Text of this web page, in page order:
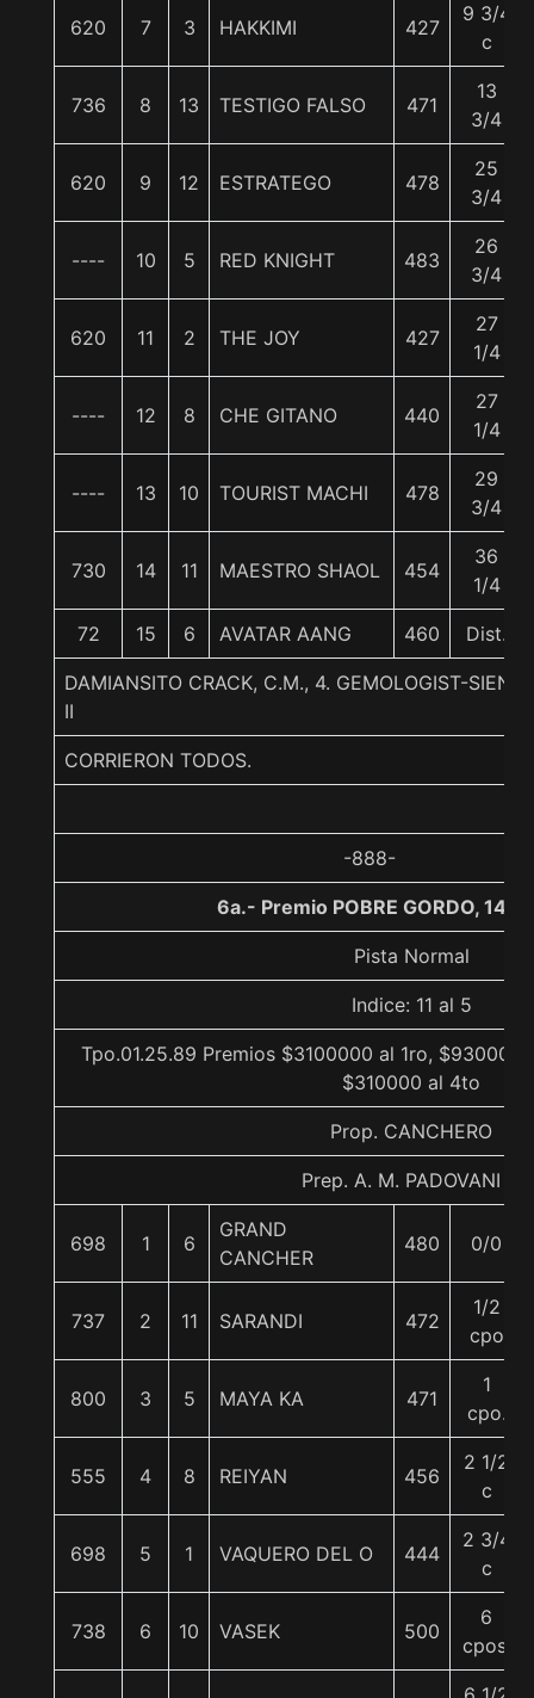
620 7 3 HAKKIMI 427
9 3/4
c
736 8 13 TESTIGO FALSO 471
13
3/4
620 9 12 ESTRATEGO 478
25
3/4
---- 10 5 RED KNIGHT 483
26
3/4
620 11 2 THE JOY 427
27
1/4
---- 12 8 CHE GITANO 440
27
1/4
---- 13 10 TOURIST MACHI 478
29
3/4
730 14 11 MAESTRO SHAOL 454
36
1/4
72 15 6 AVATAR AANG 460 Dist.
DAMIANSITO CRACK, C.M., 4. GEMOLOGIST-
II
CORRIERON TODOS.
-888-
6a.- Premio POBRE GORDO,
Pista Normal
Indice: 11 al 5
Tpo.01.25.89 Premios $3100000 al 1ro,
$310000 al 4to
Prop. CANCHERO
Prep. A. M. PADOVANI F.
698 1 6
GRAND
CANCHER
480 0/0
737 2 11 SARANDI 472
1/2
cpo
800 3 5 MAYA KA 471
1
cpo.
555 4 8 REIYAN 456
2 1/2
c
698 5 1 VAQUERO DEL O 444
2 3/4
c
738 6 10 VASEK 500
6
cpos.